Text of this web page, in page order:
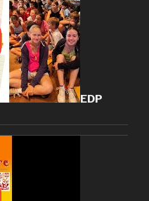
EDP